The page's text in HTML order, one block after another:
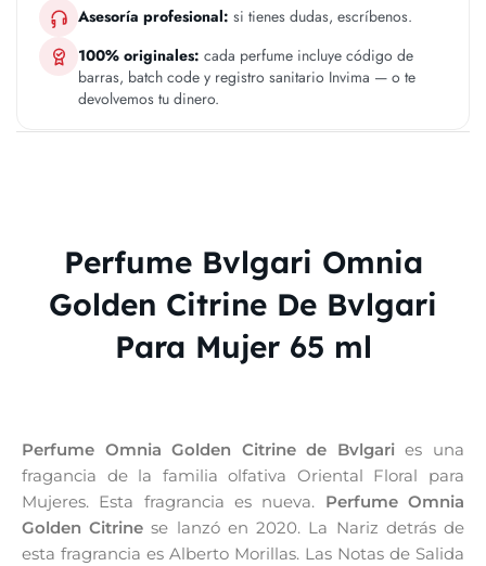
Asesoría profesional: si tienes dudas, escríbenos.
100% originales: cada perfume incluye código de
barras, batch code y registro sanitario Invima — o te
devolvemos tu dinero.
Perfume Bvlgari Omnia
Golden Citrine De Bvlgari
Para Mujer 65 ml
Perfume Omnia Golden Citrine de Bvlgaries una
fragancia de la familia olfativa Oriental Floral para
Mujeres. Esta fragrancia es nueva. Perfume Omnia
Golden Citrine se lanzó en 2020. La Nariz detrás de
esta fragrancia es Alberto Morillas. Las Notas de Salida